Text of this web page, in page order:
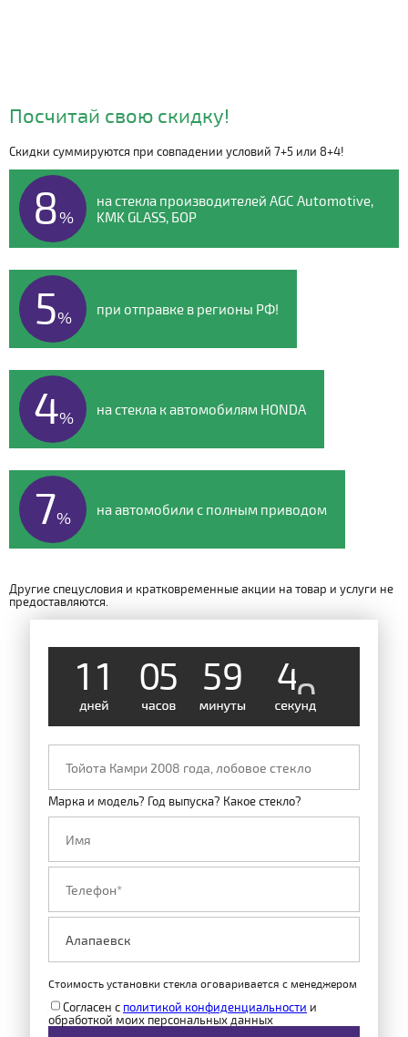
Видео о компании
Посчитай свою скидку!
Скидки суммируются при совпадении условий 7+5 или 8+4!
8%
на стекла производителей AGC Automotive,
KMK GLASS, БОР
5% при отправке в регионы РФ!
4% на стекла к автомобилям HONDA
7% на автомобили с полным приводом
Другие спецусловия и кратковременные акции на товар и услуги не
предоставляются.
1 1 05 59 48
Марка и модель? Год выпуска? Какое стекло?
Стоимость установки стекла оговаривается с менеджером
Согласен с политикой конфиденциальности и
обработкой моих персональных данных